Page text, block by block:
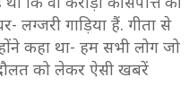
गाड़िया हैं. गीता से
कहा था- हम सभी लोग जो
को लेकर ऐसी खबरें